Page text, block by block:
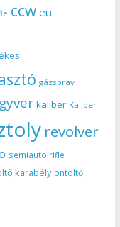
ccw eu
gázspray
kaliber Kaliber
revolver
semiauto rifle
karabély öntöltő